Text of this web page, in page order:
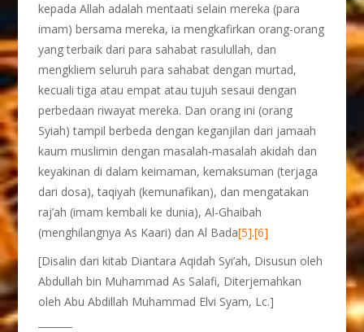
kepada Allah adalah mentaati selain mereka (para
imam) bersama mereka, ia mengkafirkan orang-orang
yang terbaik dari para sahabat rasulullah, dan
mengkliem seluruh para sahabat dengan murtad,
kecuali tiga atau empat atau tujuh sesaui dengan
perbedaan riwayat mereka. Dan orang ini (orang
Syiah) tampil berbeda dengan keganjilan dari jamaah
kaum muslimin dengan masalah-masalah akidah dan
keyakinan di dalam keimaman, kemaksuman (terjaga
dari dosa), taqiyah (kemunafikan), dan mengatakan
raj’ah (imam kembali ke dunia), Al-Ghaibah
(menghilangnya As Kaari) dan Al Bada[5].[6]
[Disalin dari kitab Diantara Aqidah Syi’ah, Disusun oleh
Abdullah bin Muhammad As Salafi, Diterjemahkan
oleh Abu Abdillah Muhammad Elvi Syam, Lc.]